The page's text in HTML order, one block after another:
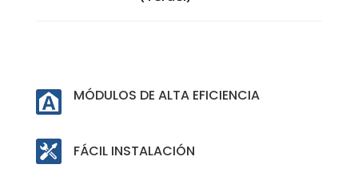
MÓDULOS DE ALTA EFICIENCIA
FÁCIL INSTALACIÓN